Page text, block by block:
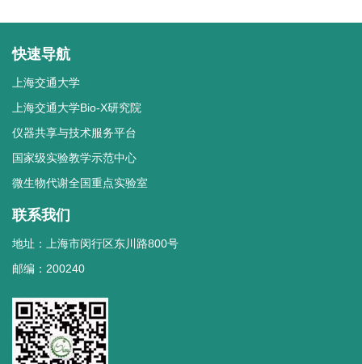
快速导航
上海交通大学
上海交通大学Bio-X研究院
仪器共享与技术服务平台
国家级实验教学示范中心
微生物代谢全国重点实验室
联系我们
地址：上海市闵行区东川路800号
邮编：200240